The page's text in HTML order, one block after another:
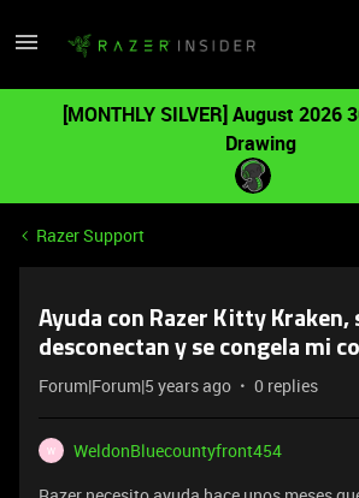
[MONTHLY SILVER] August 2026
Drawing
Razer Support
Ayuda con Razer Kitty Kraken,
desconectan y se congela mi
Forum|Forum|5 years ago 0 replies
W
WeldonBluecountyfront454